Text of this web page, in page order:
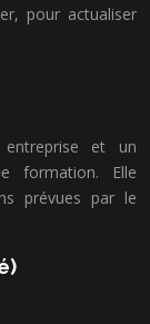
pour actualiser
et un
formation. Elle
prévues par le